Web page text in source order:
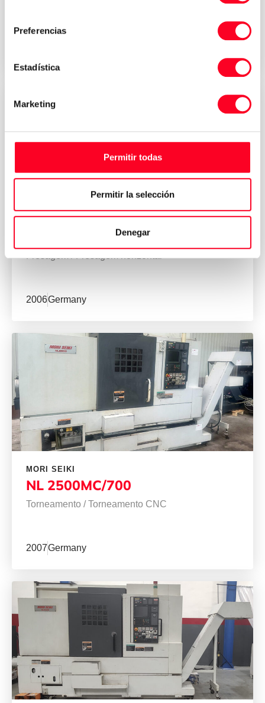
Preferencias
Estadística
Marketing
Permitir todas
Permitir la selección
Denegar
NH 5000/40 DCG
Fresagem/Fresagem horizontal
2006Germany
MORI SEIKI
NL 2500MC/700
Torneamento /Torneamento CNC
2007Germany